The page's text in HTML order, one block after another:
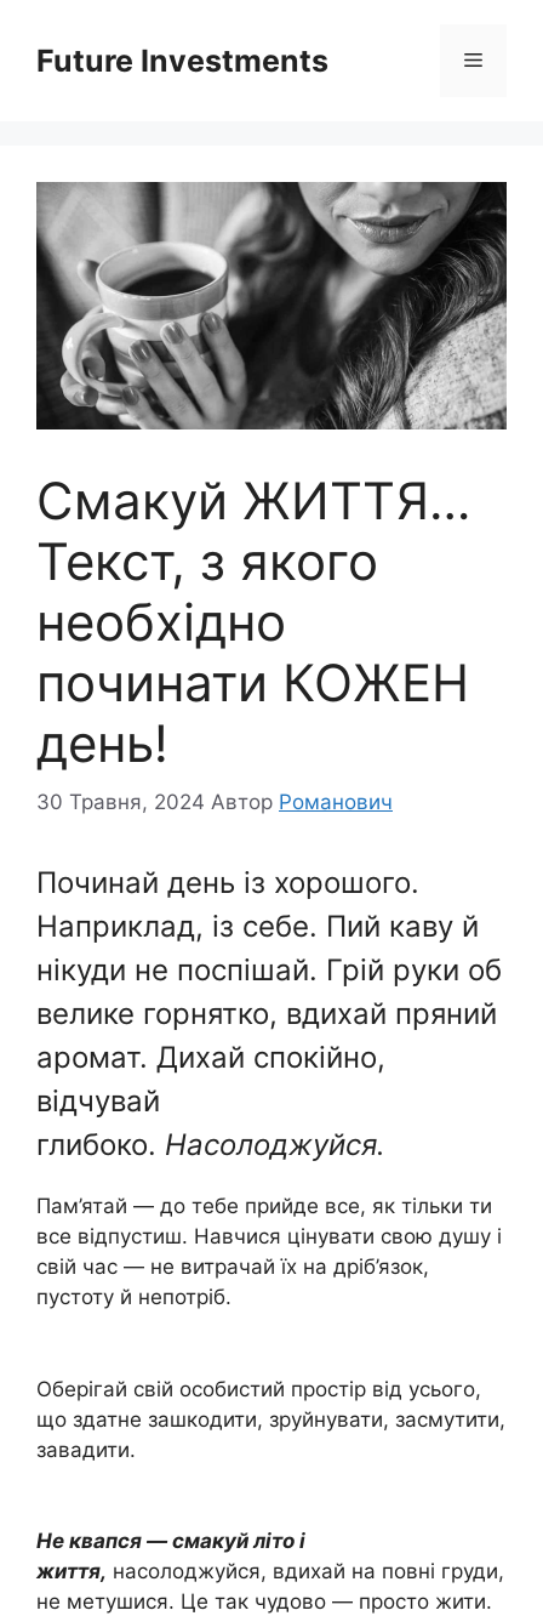
вмістуFuture Investments Меню
Смакуй ЖИТТЯ…
Текст, з якого
необхідно
починати КОЖЕН
день!
30 Травня, 2024 Автор Романович
Починай день із хорошого.
Наприклад, із себе. Пий каву й
нікуди не поспішай. Грій руки об
велике горнятко, вдихай пряний
аромат. Дихай спокійно,
відчувай
глибоко. Насолоджуйся.
Пам’ятай — до тебе прийде все, як тільки ти
все відпустиш. Навчися цінувати свою душу і
свій час — не витрачай їх на дріб’язок,
пустоту й непотріб.
Оберігай свій особистий простір від усього,
що здатне зашкодити, зруйнувати, засмутити,
завадити.
Не квапся — смакуй літо і
життя, насолоджуйся, вдихай на повні груди,
не метушися. Це так чудово — просто жити.